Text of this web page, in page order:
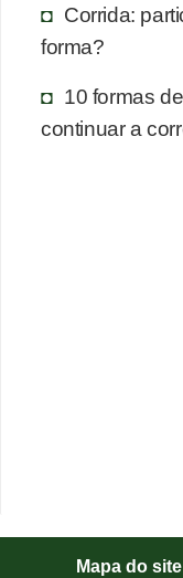
Corrida:
forma?
10 formas
continuar a
Mapa do site